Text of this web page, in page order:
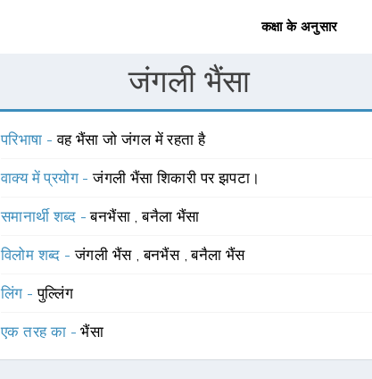
कक्षा के अनुसार
जंगली भैंसा
परिभाषा -वह भैंसा जो जंगल में रहता है
वाक्य में प्रयोग -जंगली भैंसा शिकारी पर झपटा।
समानार्थी शब्द -बनभैंसा ,बनैला भैंसा
विलोम शब्द -जंगली भैंस ,बनभैंस ,बनैला भैंस
लिंग -पुल्लिंग
एक तरह का -भैंसा